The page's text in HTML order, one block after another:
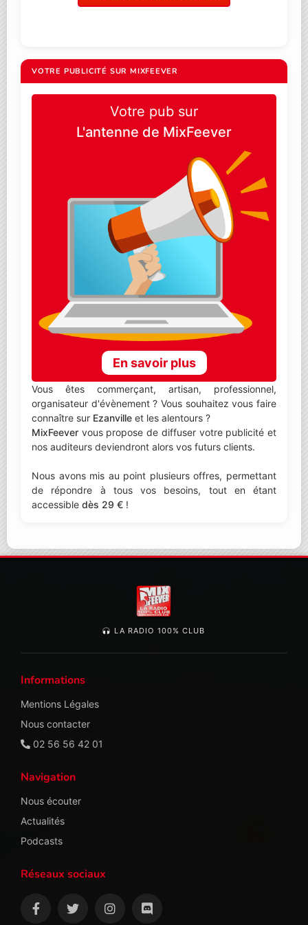
VOTRE PUBLICITÉ SUR MIXFEEVER
Votre pub sur
L'antenne de MixFeever
En savoir plus
Vous êtes commerçant, artisan, professionnel,
organisateur d'évènement ? Vous souhaitez vous faire
connaître sur Ezanville et les alentours ?
MixFeever vous propose de diffuser votre publicité et
nos auditeurs deviendront alors vos futurs clients.
Nous avons mis au point plusieurs offres, permettant
de répondre à tous vos besoins, tout en étant
accessible dès 29 € !
LA RADIO 100% CLUB
Informations
Mentions Légales
Nous contacter
02 56 56 42 01
Navigation
Nous écouter
Actualités
Podcasts
Réseaux sociaux